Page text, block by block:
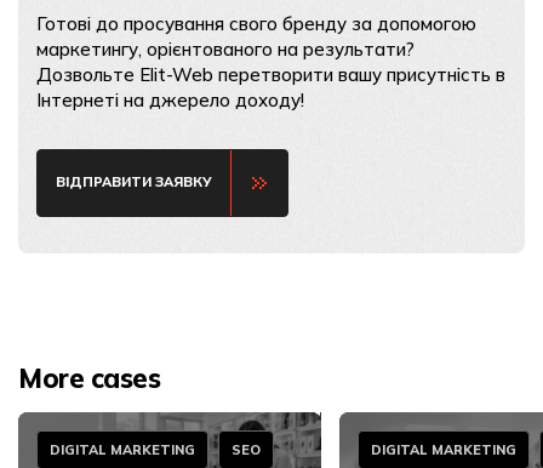
Готові до просування свого бренду за допомогою
маркетингу, орієнтованого на результати?
Дозвольте Elit-Web перетворити вашу присутність в
Інтернеті на джерело доходу!
ВІДПРАВИТИ ЗАЯВКУ
More cases
DIGITAL MARKETING SEO DIGITAL MARKETING